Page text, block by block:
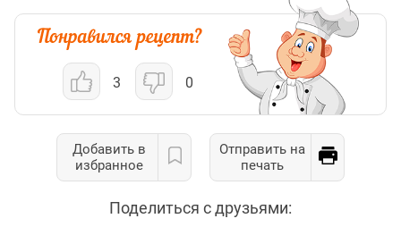
3 0
Добавить в
избранное
Отправить на
печать
Поделиться с друзьями: